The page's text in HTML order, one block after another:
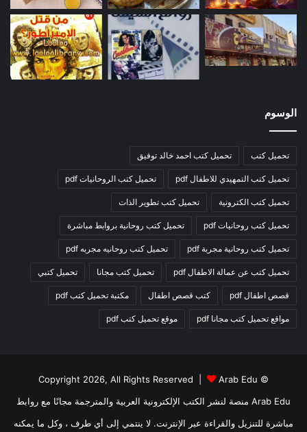
الوسوم
تحميل كتب تحميل كتب احمد خالد توفيق
تحميل كتب التمهيدي للاطفال pdf تحميل كتب الروحانيات pdf
تحميل كتب الكترونية تحميل كتب تطوير الذات
تحميل كتب روحانيات pdf تحميل كتب روحانية بروابط مباشرة
تحميل كتب روحانية مجربة pdf تحميل كتب روحانيه مجربه pdf
تحميل كتب عن عمالة الاطفال pdf تحميل كتب مجانا تحميل كتبي
قصص اطفال pdf كتب قصص اطفال مكتبة تحميل كتب pdf
مواقع تحميل كتب مجانا pdf موقع تحميل كتب pdf
© Copyright 2026, All Rights Reserved |
Arab Edu
Arab Edu منصة لنشر الكتب الإلكترونية العربية والمترجمة مجانًا مع روابط
مباشرة للتنزيل والقراءة عبر الإنترنت. لا ينتمي إلى أي طرف ، وكل ما يمكنه